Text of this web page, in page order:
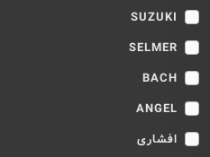
SUZUKI
SELMER
BACH
ANGEL
افشاری